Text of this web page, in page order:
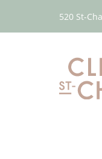
520 St-